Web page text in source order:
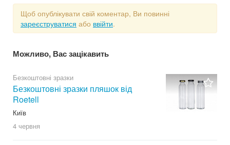
Щоб опублікувати свій коментар, Ви повинні
зареєструватися або ввійти.
Можливо, Вас зацікавить
Безкоштовні зразки
Безкоштовні зразки пляшок від
Roetell
Київ
4 червня